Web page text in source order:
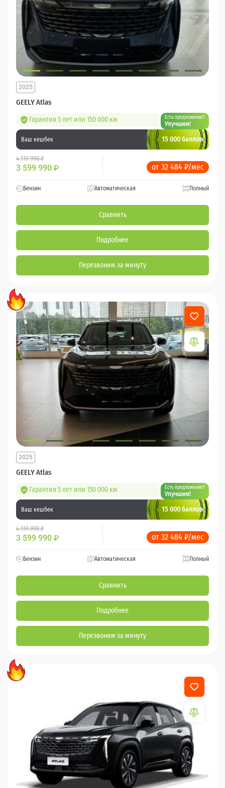
GEELY Atlas
2025
Гарантия 5 лет или 150 000 км Есть предложение?
Улучшим!
Ваш кешбек 15 000 баллов
4 119 990 ₽
3 599 990 ₽ от 32 484 ₽/мес
Бензин Автоматическая Полный
Сравнить
Подробнее
Перезвоним за минуту
GEELY Atlas
2025
Гарантия 5 лет или 150 000 км Есть предложение?
Улучшим!
Ваш кешбек 15 000 баллов
4 119 990 ₽
3 599 990 ₽ от 32 484 ₽/мес
Бензин Автоматическая Полный
Сравнить
Подробнее
Перезвоним за минуту